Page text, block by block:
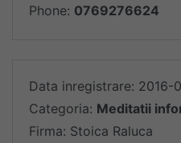
Phone: 0769276624
Data inregistrare: 2016-
Categoria: Meditatii
Firma: Stoica Raluca